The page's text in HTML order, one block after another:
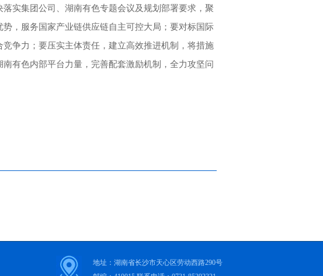
实集团公司、湖南有色专题会议及规划部署要求，聚
，服务国家产业链供应链自主可控大局；要对标国际
争力；要压实主体责任，建立高效推进机制，将措施
有色内部平台力量，完善配套激励机制，全力攻坚问
地址：湖南省长沙市天心区劳动西路290号